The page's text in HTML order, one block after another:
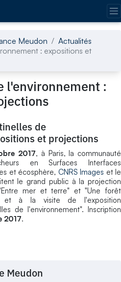
Meudon
Actualités
: expositions et
l'environnement :
de
et projections
2017, à Paris, la communauté
en Surfaces Interfaces
et écosphère, CNRS Images et le
le grand public à la projection
mer et terre" et "Une forêt
et à la visite de l'exposition
de l'environnement". Inscription
2017.
Meudon